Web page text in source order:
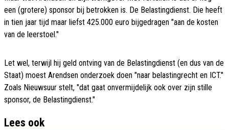
een (grotere) sponsor bij betrokken is. De Belastingdienst. Die heeft
in tien jaar tijd maar liefst 425.000 euro bijgedragen "aan de kosten
van de leerstoel."
Let wel, terwijl hij geld ontving van de Belastingdienst (en dus van de
Staat) moest Arendsen onderzoek doen "naar belastingrecht en ICT."
Zoals Nieuwsuur stelt, "dat gaat onvermijdelijk ook over zijn stille
sponsor, de Belastingdienst."
Lees ook